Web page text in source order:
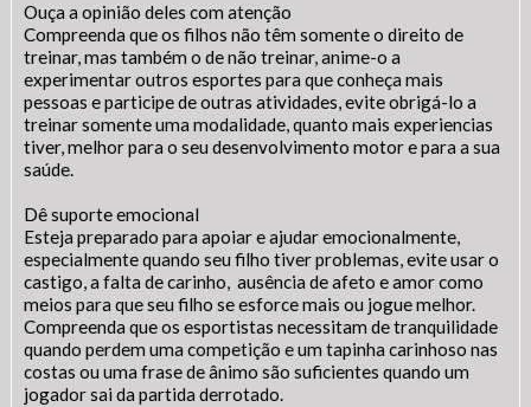
Ouça a opinião deles com atenção
Compreenda que os filhos não têm somente o direito de
treinar, mas também o de não treinar, anime-o a
experimentar outros esportes para que conheça mais
pessoas e participe de outras atividades, evite obrigá-lo a
treinar somente uma modalidade, quanto mais experiencias
tiver, melhor para o seu desenvolvimento motor e para a sua
saúde.
Dê suporte emocional
Esteja preparado para apoiar e ajudar emocionalmente,
especialmente quando seu filho tiver problemas, evite usar o
castigo, a falta de carinho, ausência de afeto e amor como
meios para que seu filho se esforce mais ou jogue melhor.
Compreenda que os esportistas necessitam de tranquilidade
quando perdem uma competição e um tapinha carinhoso nas
costas ou uma frase de ânimo são suficientes quando um
jogador sai da partida derrotado.